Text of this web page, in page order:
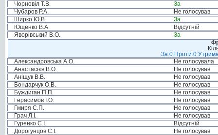
Чорновіл Т.В.
За
Чубаров Р.А.
Не голосував
Ширко Ю.В.
За
Ющенко В.А.
Відсутній
Яворівський В.О.
За
За:0 Проти:0
Александровська А.О.
Не голосувала
Анастасієв В.О.
Не голосував
Аніщук В.В.
Не голосував
Бондарчук О.В.
Не голосував
Буждиган П.П.
Не голосував
Герасимов І.О.
Не голосував
Гмиря С.П.
Не голосував
Грач Л.І.
Не голосував
Гуренко С.І.
Відсутній
Дорогунцов С.І.
Не голосував